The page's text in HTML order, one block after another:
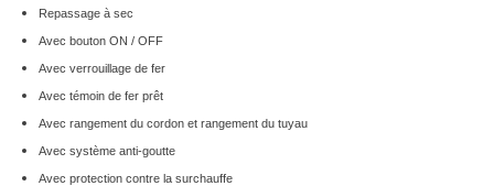
Repassage à sec
Avec bouton ON / OFF
Avec verrouillage de fer
Avec témoin de fer prêt
Avec rangement du cordon et rangement du tuyau
Avec système anti-goutte
Avec protection contre la surchauffe